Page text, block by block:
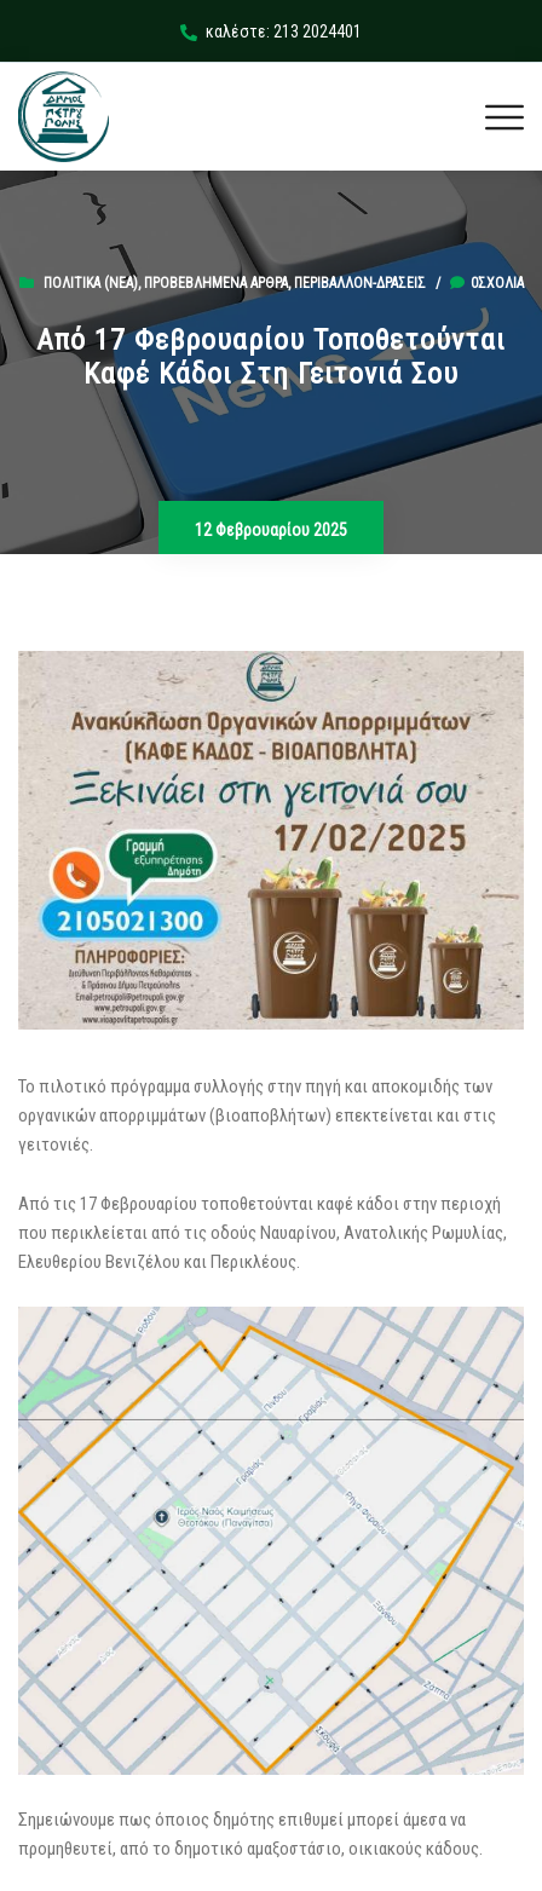
καλέστε: 213 2024401
ΠΟΛΙΤΙΚΆ (ΝΕΑ), ΠΡΟΒΕΒΛΗΜΈΝΑ ΆΡΘΡΑ, ΠΕΡΙΒΆΛΛΟΝ-ΔΡΆΣΕΙΣ/ 0ΣΧΌΛΙΑ
Από 17 Φεβρουαρίου Τοποθετούνται
Καφέ Κάδοι Στη Γειτονιά Σου
12 Φεβρουαρίου 2025
Το πιλοτικό πρόγραμμα συλλογής στην πηγή και αποκομιδής των
οργανικών απορριμμάτων (βιοαποβλήτων) επεκτείνεται και στις
γειτονιές.
Από τις 17 Φεβρουαρίου τοποθετούνται καφέ κάδοι στην περιοχή
που περικλείεται από τις οδούς Ναυαρίνου, Ανατολικής Ρωμυλίας,
Ελευθερίου Βενιζέλου και Περικλέους.
Σημειώνουμε πως όποιος δημότης επιθυμεί μπορεί άμεσα να
προμηθευτεί, από το δημοτικό αμαξοστάσιο, οικιακούς κάδους.